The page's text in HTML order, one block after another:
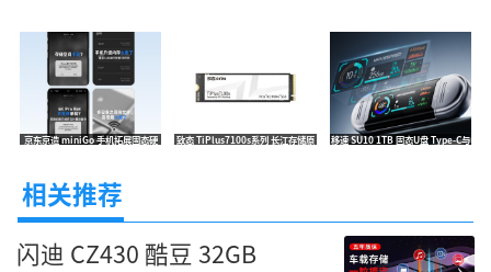
容量与性价比上，台电 NEX 的16GB容量
对于基础文档备份、系统安装盘制作及轻度存
储已足够使用。结合其极具吸引力的16元限时
统安装盘或基础文件传输的极佳解决方案，性
价比极高。
京东京造 miniGo 手机拓展固态硬
致态 TiPlus7100s系列 长江存储原
移速 SU10 1TB 固态U盘 Type-C与
相关推荐
闪迪 CZ430 酷豆 32GB